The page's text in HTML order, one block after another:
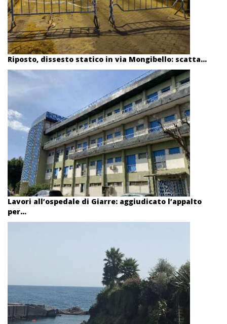
Riposto, dissesto statico in via Mongibello: scatta...
Lavori all’ospedale di Giarre: aggiudicato l’appalto
per...